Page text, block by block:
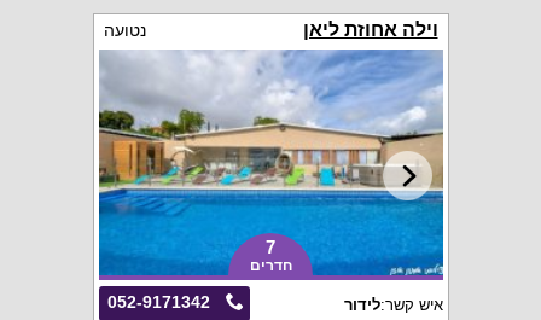
וילה אחוזת ליאן נטועה
7
חדרים
052-9171342 איש קשר:לידור